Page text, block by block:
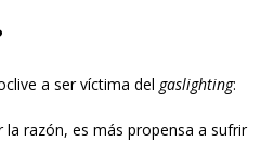
a ser víctima del gaslighting:
la razón, es más propensa a sufrir